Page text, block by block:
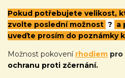
Pokud potřebujete velikost,
zvolte poslední možnost ? a
uveďte prosím do poznámky
Možnost pokovení rhodiem pro
ochranu proti zčernání.